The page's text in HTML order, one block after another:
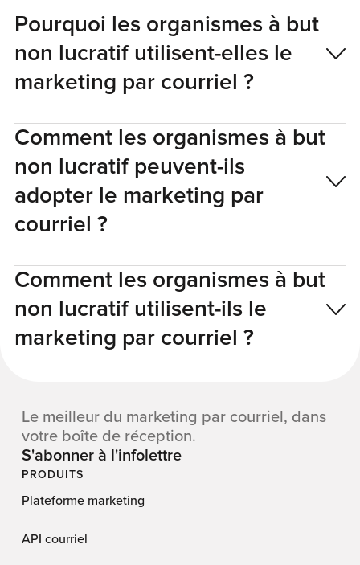
Pourquoi les organismes à but
non lucratif utilisent-elles le
marketing par courriel ?
Comment les organismes à but
non lucratif peuvent-ils
adopter le marketing par
courriel ?
Comment les organismes à but
non lucratif utilisent-ils le
marketing par courriel ?
Le meilleur du marketing par courriel, dans
votre boîte de réception.
S'abonner à l'infolettre
PRODUITS
Plateforme marketing
API courriel